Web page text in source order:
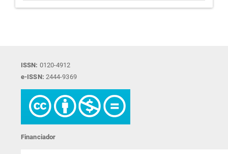
ISSN: 0120-4912
e-ISSN: 2444-9369
Financiador